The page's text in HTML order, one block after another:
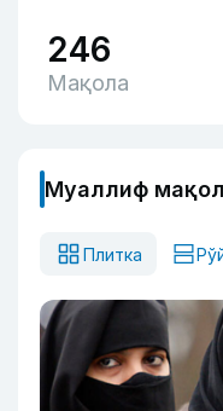
246
Мақола
Муаллиф
Плитка